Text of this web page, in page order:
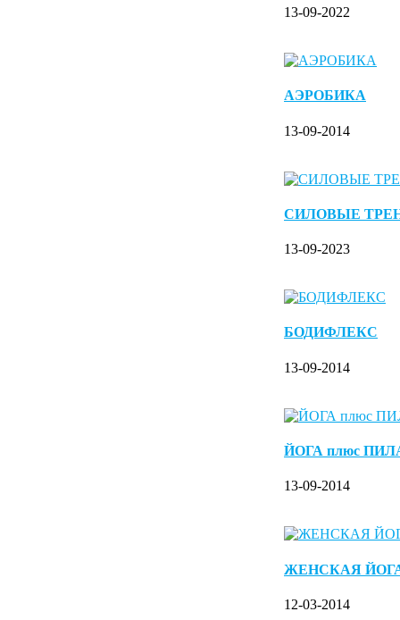
13-09-2022
АЭРОБИКА
13-09-2014
СИЛОВЫЕ
13-09-2023
БОДИФЛЕКС
13-09-2014
ЙОГА плюс
13-09-2014
ЖЕНСКАЯ
12-03-2014